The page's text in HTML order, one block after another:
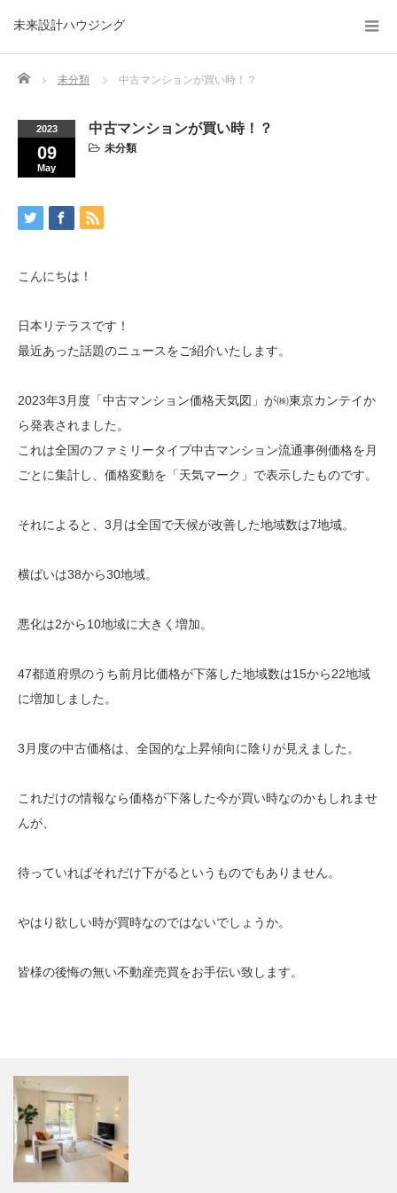
未来設計ハウジング
Home 未分類 中古マンションが買い時！？
2023
09
May
中古マンションが買い時！？
未分類
こんにちは！
日本リテラスです！
最近あった話題のニュースをご紹介いたします。
2023年3月度「中古マンション価格天気図」が㈱東京カンテイか
ら発表されました。
これは全国のファミリータイプ中古マンション流通事例価格を月
ごとに集計し、価格変動を「天気マーク」で表示したものです。
それによると、3月は全国で天候が改善した地域数は7地域。
横ばいは38から30地域。
悪化は2から10地域に大きく増加。
47都道府県のうち前月比価格が下落した地域数は15から22地域
に増加しました。
3月度の中古価格は、全国的な上昇傾向に陰りが見えました。
これだけの情報なら価格が下落した今が買い時なのかもしれませ
んが、
待っていればそれだけ下がるというものでもありません。
やはり欲しい時が買時なのではないでしょうか。
皆様の後悔の無い不動産売買をお手伝い致します。